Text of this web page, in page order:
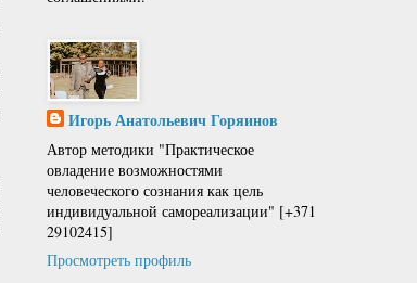
Игорь Анатольевич Горяинов
Автор методики "Практическое
овладение возможностями
человеческого сознания как цель
индивидуальной самореализации" [+371
29102415]
Просмотреть профиль